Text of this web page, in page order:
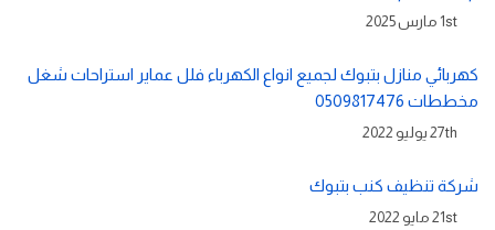
1st مارس 2025
كهربائي منازل بتبوك لجميع انواع الكهرباء فلل عماير استراحات شغل
مخططات 0509817476
27th يوليو 2022
شركة تنظيف كنب بتبوك
21st مايو 2022